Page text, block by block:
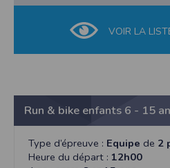
VOIR LA
Run & bike enfants 6 - 15
Type d’épreuve : Equipe de 2
Heure du départ : 12h00